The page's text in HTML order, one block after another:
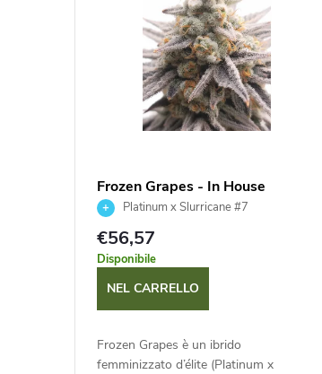
Frozen Grapes - In House
Genetics 3 ks
Platinum x Slurricane #7
€56,57
Disponibile
NEL CARRELLO
Frozen Grapes è un ibrido
femminizzato d’élite (Platinum x